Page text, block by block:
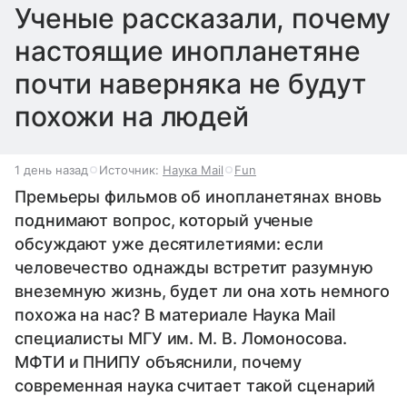
Ученые рассказали, почему
настоящие инопланетяне
почти наверняка не будут
похожи на людей
1 день назад Источник: Наука Mail Fun
Премьеры фильмов об инопланетянах вновь
поднимают вопрос, который ученые
обсуждают уже десятилетиями: если
человечество однажды встретит разумную
внеземную жизнь, будет ли она хоть немного
похожа на нас? В материале Наука Mail
специалисты МГУ им. М. В. Ломоносова.
МФТИ и ПНИПУ объяснили, почему
современная наука считает такой сценарий